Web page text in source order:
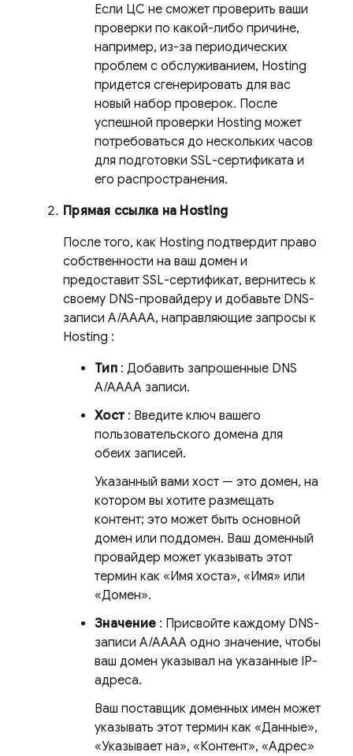
Если ЦС не сможет проверить ваши
проверки по какой-либо причине,
например, из-за периодических
проблем с обслуживанием, Hosting
придется сгенерировать для вас
новый набор проверок. После
успешной проверки Hosting может
потребоваться до нескольких часов
для подготовки SSL-сертификата и
его распространения.
Прямая ссылка на Hosting
После того, как Hosting подтвердит право
собственности на ваш домен и
предоставит SSL-сертификат, вернитесь к
своему DNS-провайдеру и добавьте DNS-
записи A/AAAA, направляющие запросы к
Hosting :
Тип: Добавить запрошенные DNS
A/AAAA записи.
Хост: Введите ключ вашего
пользовательского домена для
обеих записей.
Указанный вами хост — это домен, на
котором вы хотите размещать
контент; это может быть основной
домен или поддомен. Ваш доменный
провайдер может указывать этот
термин как «Имя хоста», «Имя» или
«Домен».
Значение : Присвойте каждому DNS-
записи A/AAAA одно значение, чтобы
ваш домен указывал на указанные IP-
адреса.
Ваш поставщик доменных имен может
указывать этот термин как «Данные»,
«Указывает на», «Контент», «Адрес»